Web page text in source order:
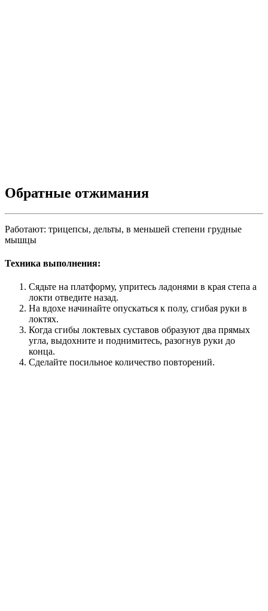
Обратные отжимания
Работают: трицепсы, дельты, в меньшей степени грудные
мышцы
Техника выполнения:
Сядьте на платформу, упритесь ладонями в края степа а
локти отведите назад.
На вдохе начинайте опускаться к полу, сгибая руки в
локтях.
Когда сгибы локтевых суставов образуют два прямых
угла, выдохните и поднимитесь, разогнув руки до
конца.
Сделайте посильное количество повторений.